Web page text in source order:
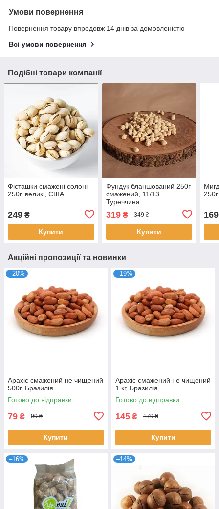
Умови повернення
Повернення товару впродовж 14 днів за домовленістю
Всі умови повернення
Подібні товари компанії
Фісташки смажені солоні
250г, великі, США
249 ₴
Купити
Фундук бланшований 250г
смажений, 11/13
Туреччина
319₴ 349 ₴
Купити
169
Акційні пропозиції та новинки
–20%
Арахіс смажений не чищений
500г, Бразилія
Готово до відправки
79 ₴ 99 ₴
Купити
–19%
Арахіс смажений не чищений
1 кг, Бразилія
Готово до відправки
145 ₴ 179 ₴
Купити
–16% –14%